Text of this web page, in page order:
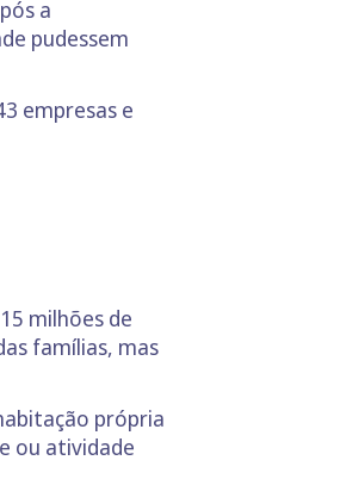
a
pudessem
empresas e
milhões de
famílias, mas
própria
ou atividade